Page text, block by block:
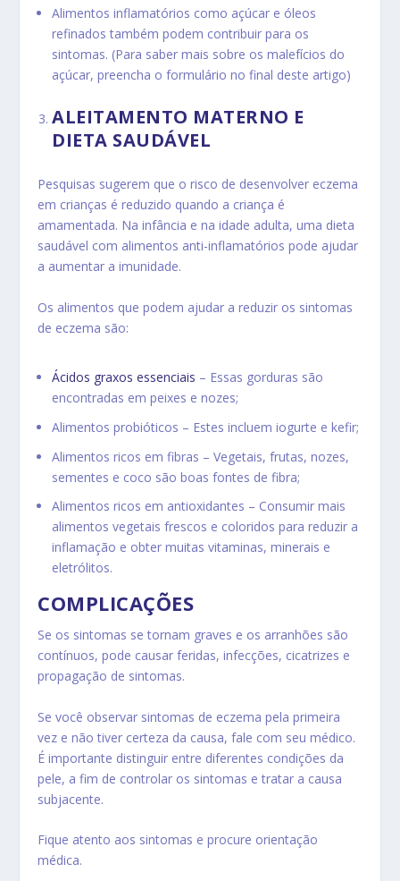
Alimentos inflamatórios como açúcar e óleos
refinados também podem contribuir para os
sintomas. (Para saber mais sobre osmalefícios do
açúcar, preencha o formulário no final deste artigo)
ALEITAMENTO MATERNO E
DIETA SAUDÁVEL
Pesquisas sugerem que o risco de desenvolver eczema
em crianças é reduzido quando a criança é
amamentada. Na infância e na idade adulta, uma dieta
saudável com alimentos anti-inflamatórios pode ajudar
a aumentar a imunidade.
Os alimentos que podem ajudar a reduzir os sintomas
de eczema são:
Ácidos graxos essenciais – Essas gorduras são
encontradas em peixes e nozes;
Alimentos probióticos – Estes incluem iogurte e kefir;
Alimentos ricos em fibras – Vegetais, frutas, nozes,
sementes e coco são boas fontes de fibra;
Alimentos ricos em antioxidantes – Consumir mais
alimentos vegetais frescos e coloridos para reduzir a
inflamação e obter muitas vitaminas, minerais e
eletrólitos.
COMPLICAÇÕES
Se os sintomas se tornam graves e os arranhões são
contínuos,pode causar feridas,infecções, cicatrizes e
propagação de sintomas.
Se você observar sintomas de eczema pela primeira
vez e não tiver certeza da causa, fale com seu médico.
É importante distinguir entre diferentes condições da
pele, a fim de controlar os sintomas e tratar a causa
subjacente.
Fique atento aos sintomas e procure orientação
médica.